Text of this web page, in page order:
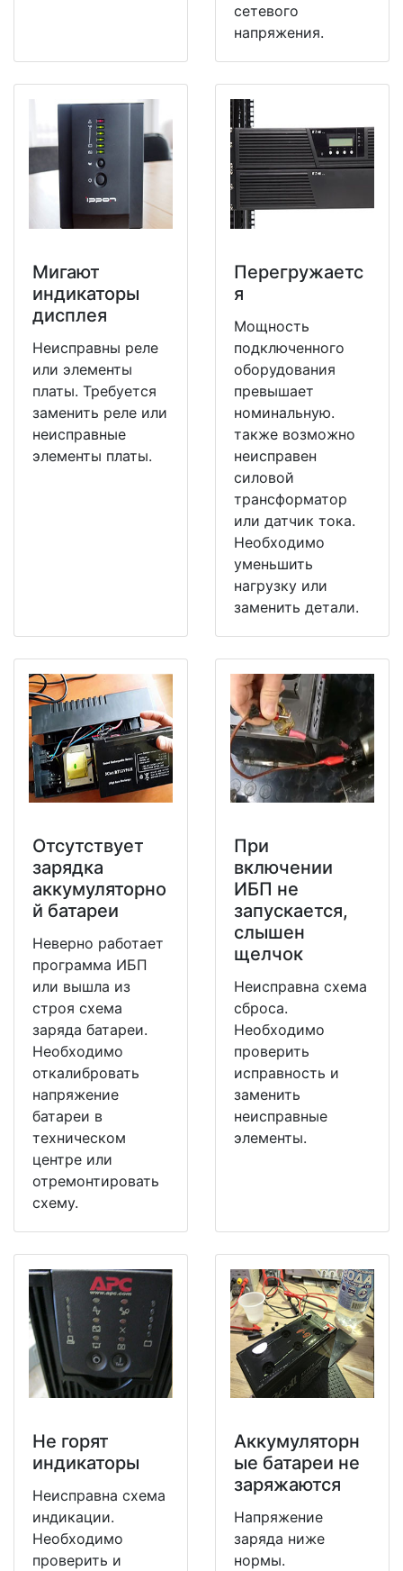
сетевого
напряжения.
Мигают
индикаторы
дисплея
Неисправны реле
или элементы
платы. Требуется
заменить реле или
неисправные
элементы платы.
Перегружаетс
я
Мощность
подключенного
оборудования
превышает
номинальную.
также возможно
неисправен
силовой
трансформатор
или датчик тока.
Необходимо
уменьшить
нагрузку или
заменить детали.
Отсутствует
зарядка
аккумуляторно
й батареи
Неверно работает
программа ИБП
или вышла из
строя схема
заряда батареи.
Необходимо
откалибровать
напряжение
батареи в
техническом
центре или
отремонтировать
схему.
При
включении
ИБП не
запускается,
слышен
щелчок
Неисправна схема
сброса.
Необходимо
проверить
исправность и
заменить
неисправные
элементы.
Не горят
индикаторы
Неисправна схема
индикации.
Необходимо
проверить и
Аккумуляторн
ые батареи не
заряжаются
Напряжение
заряда ниже
нормы.